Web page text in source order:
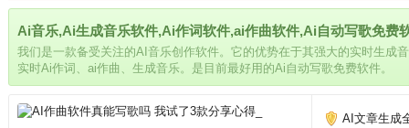
Ai音乐,Ai生成音乐软件,Ai作词软件,ai作曲软件,Ai自动写歌免费
我们是一款备受关注的AI音乐创作软件。它的优势在于其强大的实时生成
实时Ai作词、ai作曲、生成音乐。是目前最好用的Ai自动写歌免费软件。
AI文章生成